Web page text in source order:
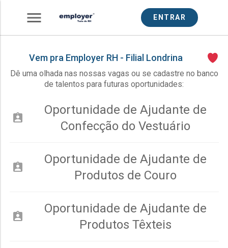
menu ENTRAR
Vem pra Employer RH - Filial Londrina
Dê uma olhada nas nossas vagas ou se cadastre no banco
de talentos para futuras oportunidades:
assignment_ind
Oportunidade de Ajudante de
Confecção do Vestuário
assignment_ind
Oportunidade de Ajudante de
Produtos de Couro
assignment_ind
Oportunidade de Ajudante de
Produtos Têxteis